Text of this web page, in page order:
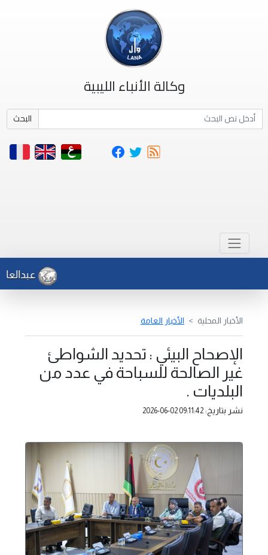
وكالة الأنباء الليبية
البحث
الأخبار المحلية الأخبار العامة
الإصحاح البيئي : تحديد الشواطئ
غير الصالحة للسباحة في عدد من
البلديات .
نشر بتاريخ: 2026-06-02 09:11:42